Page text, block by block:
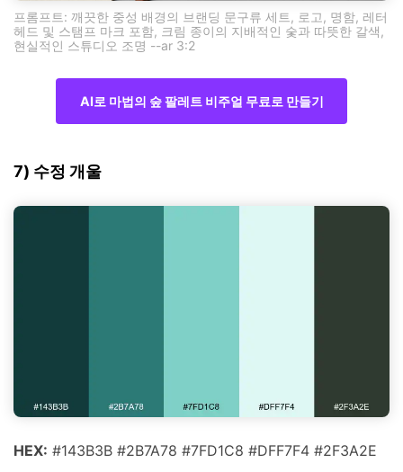
프롬프트: 깨끗한 중성 배경의 브랜딩 문구류 세트, 로고, 명함, 레터
헤드 및 스탬프 마크 포함, 크림 종이의 지배적인 숯과 따뜻한 갈색,
현실적인 스튜디오 조명 --ar 3:2
AI로 마법의 숲 팔레트 비주얼 무료로 만들기
7) 수정 개울
HEX: #143B3B #2B7A78 #7FD1C8 #DFF7F4 #2F3A2E